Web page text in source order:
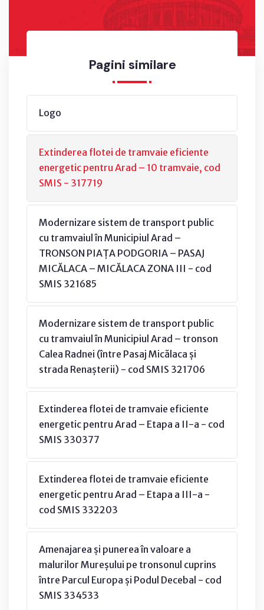
Pagini similare
Logo
Extinderea flotei de tramvaie eficiente
energetic pentru Arad – 10 tramvaie, cod
SMIS - 317719
Modernizare sistem de transport public
cu tramvaiul în Municipiul Arad –
TRONSON PIAȚA PODGORIA – PASAJ
MICĂLACA – MICĂLACA ZONA III - cod
SMIS 321685
Modernizare sistem de transport public
cu tramvaiul în Municipiul Arad – tronson
Calea Radnei (între Pasaj Micălaca și
strada Renașterii) - cod SMIS 321706
Extinderea flotei de tramvaie eficiente
energetic pentru Arad – Etapa a II-a - cod
SMIS 330377
Extinderea flotei de tramvaie eficiente
energetic pentru Arad – Etapa a III-a -
cod SMIS 332203
Amenajarea și punerea în valoare a
malurilor Mureșului pe tronsonul cuprins
între Parcul Europa și Podul Decebal - cod
SMIS 334533